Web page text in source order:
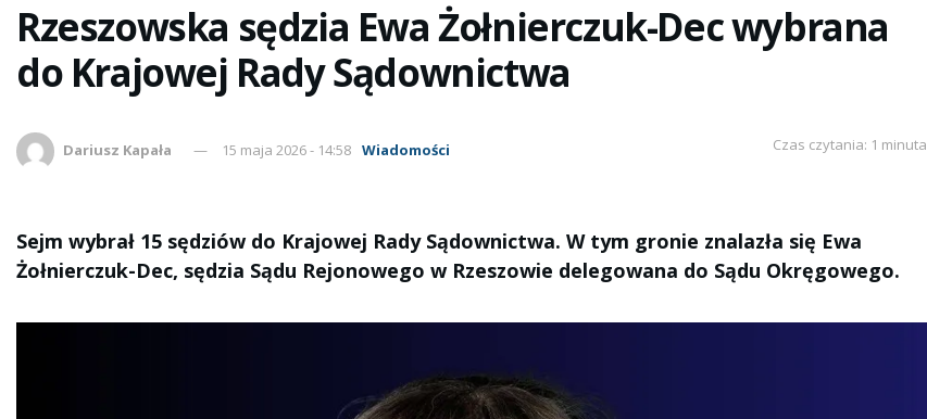
Rzeszowska sędzia Ewa Żołnierczuk-Dec wybrana
do Krajowej Rady Sądownictwa
Dariusz Kapała 15 maja 2026 - 14:58 Wiadomości Czas czytania: 1 minuta
Sejm wybrał 15 sędziów do Krajowej Rady Sądownictwa. W tym gronie znalazła się Ewa
Żołnierczuk-Dec, sędzia Sądu Rejonowego w Rzeszowie delegowana do Sądu Okręgowego.